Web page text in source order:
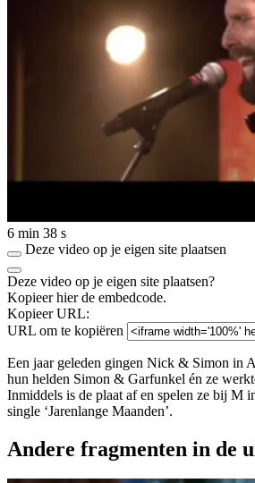
6 min 38 s
Deze video op je eigen site plaatsen
Deze video op je eigen site plaatsen?
Kopieer hier de embedcode.
Kopieer URL:
URL om te kopiëren
Een jaar geleden gingen Nick & Simon in
hun helden Simon & Garfunkel én ze
Inmiddels is de plaat af en spelen ze bij M
single ‘Jarenlange Maanden’.
Andere fragmenten in de